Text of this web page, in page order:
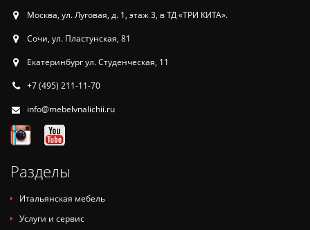
Москва, ул. Луговая, д. 1, этаж 3, в ТД «ТРИ КИТА».
Сочи, ул. Пластунская, 81
Екатеринбург ул. Студенческая, 11
+7 (495) 211-11-70
info@mebelvnalichii.ru
Разделы
Итальянская мебель
Услуги и сервис